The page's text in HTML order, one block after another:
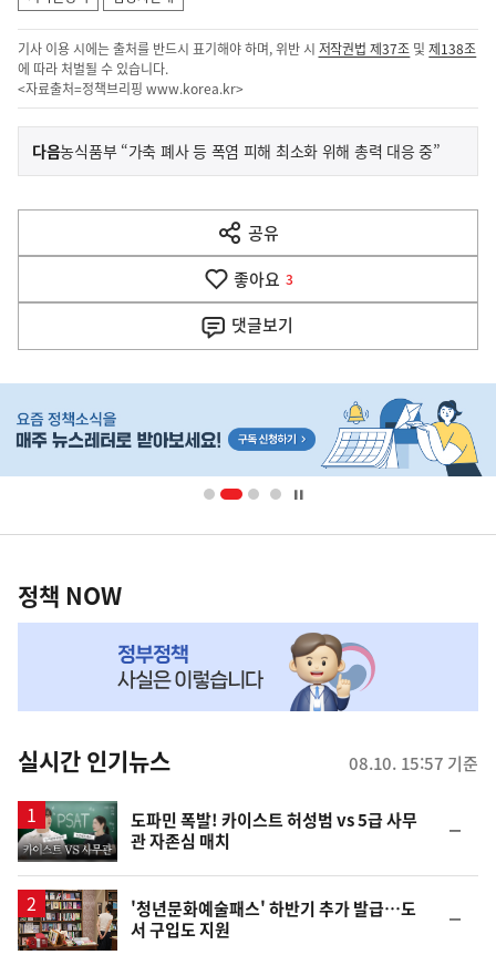
기사 이용 시에는 출처를 반드시 표기해야 하며, 위반 시 저작권법 제37조 및제138조
에 따라 처벌될 수 있습니다.
<자료출처=정책브리핑 www.korea.kr>
이
전
다
음
다음기
사
농식품부 “가축 폐사 등 폭염 피해 최소화 위해 총력 대응 중”
공유
열
기
좋아요 3
댓글보기
단
영
책
NOW,
뉴
스
정책 NOW
실시간 인기뉴스 08.10. 15:57 기준
영
상
도파민 폭발! 카이스트 허성범 vs 5급 사무
관 자존심 매치
일
'청년문화예술패스' 하반기 추가 발급…도
서 구입도 지원